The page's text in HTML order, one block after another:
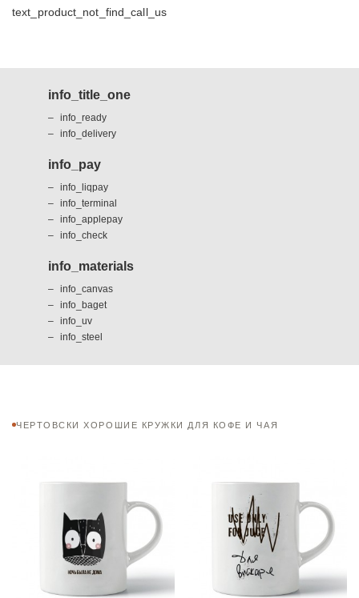
text_product_not_find_call_us
info_title_one
info_ready
info_delivery
info_pay
info_liqpay
info_terminal
info_applepay
info_check
info_materials
info_canvas
info_baget
info_uv
info_steel
ЧЕРТОВСКИ ХОРОШИЕ КРУЖКИ ДЛЯ КОФЕ И ЧАЯ